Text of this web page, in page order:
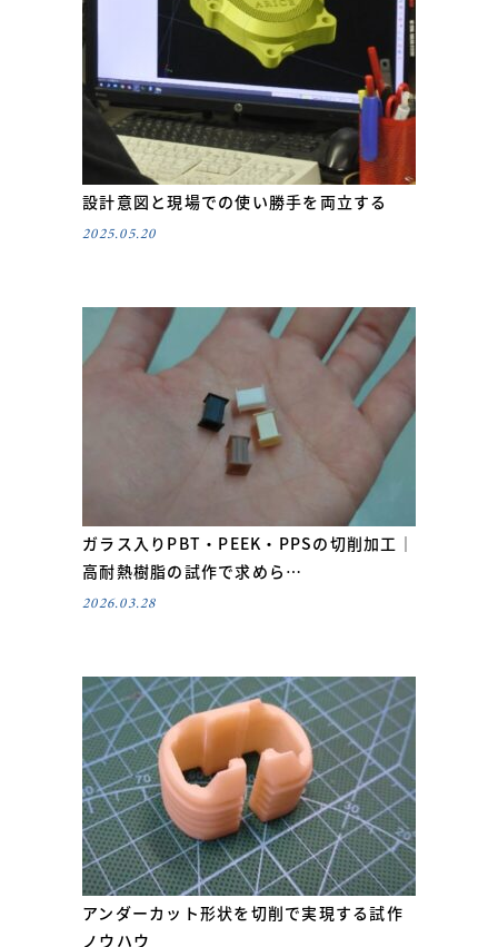
設計意図と現場での使い勝手を両立する
2025.05.20
ガラス入りPBT・PEEK・PPSの切削加工｜
高耐熱樹脂の試作で求めら…
2026.03.28
アンダーカット形状を切削で実現する試作
ノウハウ